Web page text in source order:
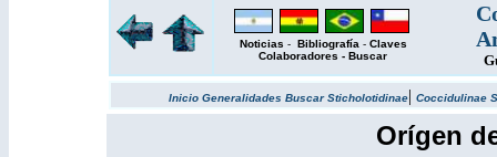
Noticias - Bibliografía - Claves
Colaboradores - Buscar
Inicio Generalidades BuscarSticholotidinae| Coccidulinae
Orígen